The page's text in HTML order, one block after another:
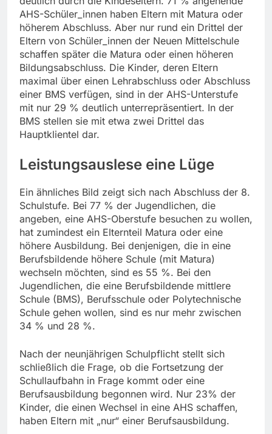
AHS-Schüler_innen haben Eltern mit Matura oder
höherem Abschluss. Aber nur rund ein Drittel der
Eltern von Schüler_innen der Neuen Mittelschule
schaffen später die Matura oder einen höheren
Bildungsabschluss. Die Kinder, deren Eltern
maximal über einen Lehrabschluss oder Abschluss
einer BMS verfügen, sind in der AHS-Unterstufe
mit nur 29 % deutlich unterrepräsentiert. In der
BMS stellen sie mit etwa zwei Drittel das
Hauptklientel dar.
Leistungsauslese eine Lüge
Ein ähnliches Bild zeigt sich nach Abschluss der 8.
Schulstufe. Bei 77 % der Jugendlichen, die
angeben, eine AHS-Oberstufe besuchen zu wollen,
hat zumindest ein Elternteil Matura oder eine
höhere Ausbildung. Bei denjenigen, die in eine
Berufsbildende höhere Schule (mit Matura)
wechseln möchten, sind es 55 %. Bei den
Jugendlichen, die eine Berufsbildende mittlere
Schule (BMS), Berufsschule oder Polytechnische
Schule gehen wollen, sind es nur mehr zwischen
34 % und 28 %.
Nach der neunjährigen Schulpflicht stellt sich
schließlich die Frage, ob die Fortsetzung der
Schullaufbahn in Frage kommt oder eine
Berufsausbildung begonnen wird. Nur 23% der
Kinder, die einen Wechsel in eine AHS schaffen,
haben Eltern mit „nur“ einer Berufsausbildung.